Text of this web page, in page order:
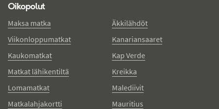
Oikopolut
Maksa matka
Viikonloppumatkat
Kaukomatkat
Matkat lähikentiltä
Lomamatkat
Matkalahjakortti
Äkkilähdöt
Kanariansaaret
Kap Verde
Kreikka
Malediivit
Mauritius